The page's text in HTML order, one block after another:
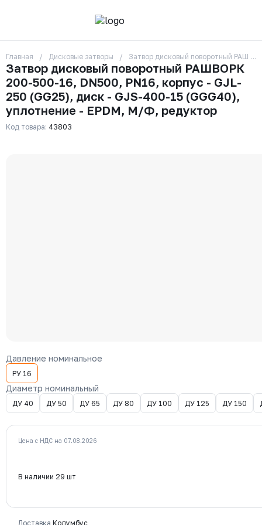
О компании
Контакты
Бренды
Отзывы
Сотрудники
Вакансии
Доставка
Главная Дисковые затворы Затвор дисковый поворотный
Затвор дисковый поворотный РАШВОРК
200-500-16, DN500, PN16, корпус - GJL-
250 (GG25), диск - GJS-400-15 (GGG40),
уплотнение - EPDM, М/Ф, редуктор
Код товара: 43803
Давление номинальное
РУ 16
Диаметр номинальный
ДУ 40 ДУ 50 ДУ 65 ДУ 80 ДУ 100 ДУ 125 ДУ 150
Цена с НДС на 07.08.2026
В наличии 29 шт
Доставка Колумбус